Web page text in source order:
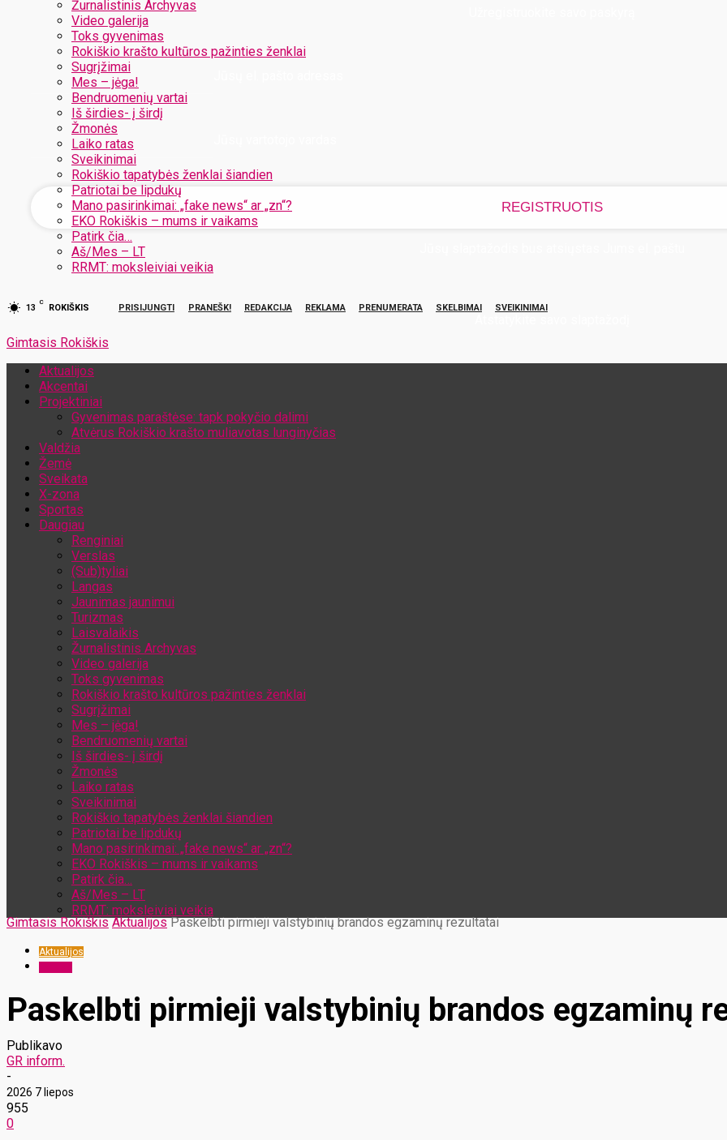
Žurnalistinis Archyvas
Video galerija
Toks gyvenimas
Rokiškio krašto kultūros pažinties ženklai
Sugrįžimai
Mes – jėga!
Bendruomenių vartai
Iš širdies- į širdį
Žmonės
Laiko ratas
Sveikinimai
Rokiškio tapatybės ženklai šiandien
Patriotai be lipdukų
Mano pasirinkimai: „fake news“ ar „zn“?
EKO Rokiškis – mums ir vaikams
Patirk čia…
Aš/Mes – LT
RRMT: moksleiviai veikia
13
C
ROKIŠKIS PRISIJUNGTI PRANEŠK! REDAKCIJA REKLAMA PRENUMERATA SKELBIMAI SVEIKINIMAI
Gimtasis Rokiškis
Aktualijos
Akcentai
Projektiniai
Gyvenimas paraštėse: tapk pokyčio dalimi
Atvėrus Rokiškio krašto muliavotas lunginyčias
Valdžia
Žemė
Sveikata
X-zona
Sportas
Daugiau
Renginiai
Verslas
(Sub)tyliai
Langas
Jaunimas jaunimui
Turizmas
Laisvalaikis
Žurnalistinis Archyvas
Video galerija
Toks gyvenimas
Rokiškio krašto kultūros pažinties ženklai
Sugrįžimai
Mes – jėga!
Bendruomenių vartai
Iš širdies- į širdį
Žmonės
Laiko ratas
Sveikinimai
Rokiškio tapatybės ženklai šiandien
Patriotai be lipdukų
Mano pasirinkimai: „fake news“ ar „zn“?
EKO Rokiškis – mums ir vaikams
Patirk čia…
Aš/Mes – LT
RRMT: moksleiviai veikia
Gimtasis Rokiškis Aktualijos Paskelbti pirmieji valstybinių brandos egzaminų rezultatai
Aktualijos
Paskelbti pirmieji valstybinių brandos egzaminų
Publikavo
GR inform.
-
2026 7 liepos
955
0